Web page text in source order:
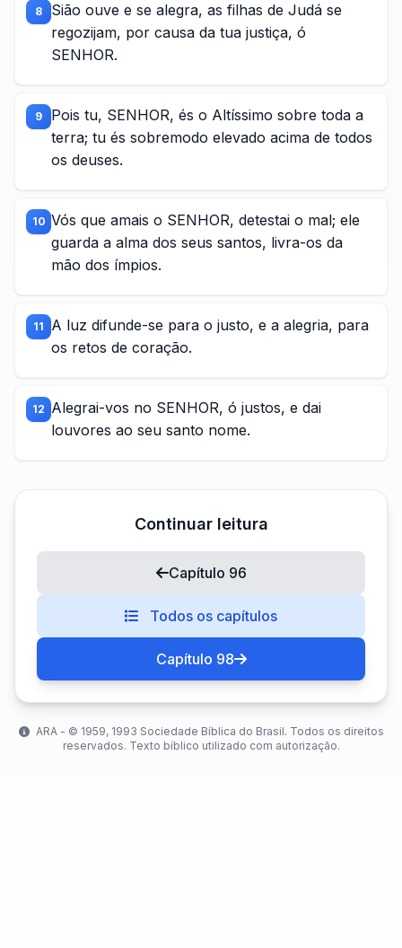
8
Sião ouve e se alegra, as filhas de Judá se
regozijam, por causa da tua justiça, ó
SENHOR.
9
Pois tu, SENHOR, és o Altíssimo sobre toda a
terra; tu és sobremodo elevado acima de todos
os deuses.
10 Vós que amais o SENHOR, detestai o mal; ele
guarda a alma dos seus santos, livra-os da
mão dos ímpios.
11
A luz difunde-se para o justo, e a alegria, para
os retos de coração.
12 Alegrai-vos no SENHOR, ó justos, e dai
louvores ao seu santo nome.
Continuar leitura
Capítulo 96
Todos os capítulos
Capítulo 98
ARA - ©️ 1959, 1993 Sociedade Bíblica do Brasil. Todos os direitos
reservados. Texto bíblico utilizado com autorização.